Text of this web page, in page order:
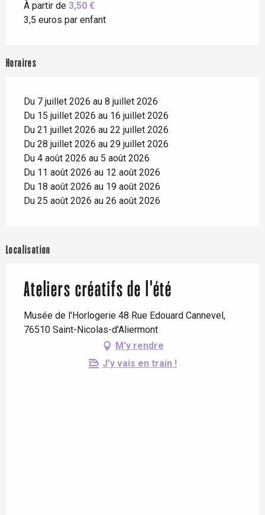
À partir de 3,50 €
3,5 euros par enfant
Horaires
Du 7 juillet 2026 au 8 juillet 2026
Du 15 juillet 2026 au 16 juillet 2026
Du 21 juillet 2026 au 22 juillet 2026
Du 28 juillet 2026 au 29 juillet 2026
Du 4 août 2026 au 5 août 2026
Du 11 août 2026 au 12 août 2026
Du 18 août 2026 au 19 août 2026
Du 25 août 2026 au 26 août 2026
Localisation
Ateliers créatifs de l'été
Musée de l'Horlogerie 48 Rue Edouard Cannevel,
76510 Saint-Nicolas-d'Aliermont
M'y rendre
J'y vais en train !